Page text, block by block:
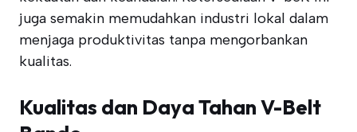
juga semakin memudahkan industri lokal dalam
menjaga produktivitas tanpa mengorbankan
kualitas.
Kualitas dan Daya Tahan V-Belt